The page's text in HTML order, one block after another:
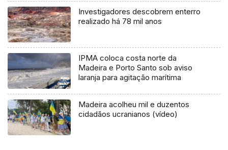
Investigadores descobrem enterro
realizado há 78 mil anos
IPMA coloca costa norte da
Madeira e Porto Santo sob aviso
laranja para agitação marítima
Madeira acolheu mil e duzentos
cidadãos ucranianos (vídeo)